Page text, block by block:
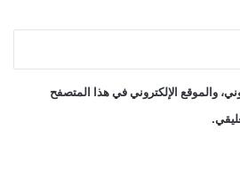
والموقع الإلكتروني في هذا المتصفح